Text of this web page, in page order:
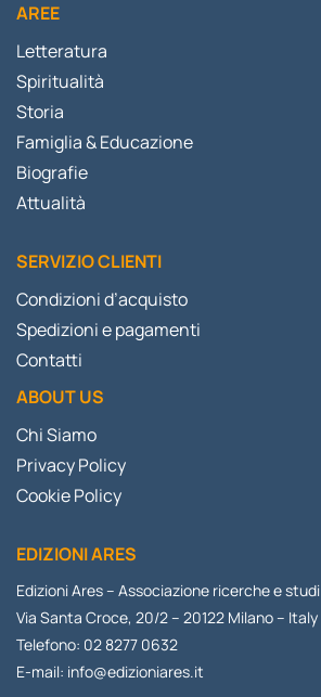
AREE
Letteratura
Spiritualità
Storia
Famiglia & Educazione
Biografie
Attualità
SERVIZIO CLIENTI
Condizioni d’acquisto
Spedizioni e pagamenti
Contatti
ABOUT US
Chi Siamo
Privacy Policy
Cookie Policy
EDIZIONI ARES
Edizioni Ares – Associazione ricerche e studi
Via Santa Croce, 20/2 – 20122 Milano – Italy
Telefono: 02 8277 0632
E-mail: info@edizioniares.it